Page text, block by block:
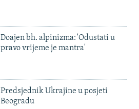
Doajen bh. alpinizma: 'Odustati u
pravo vrijeme je mantra'
Predsjednik Ukrajine u posjeti
Beogradu